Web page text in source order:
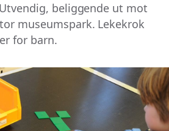
beliggende ut mot
museumspark. Lekekrok
for barn.